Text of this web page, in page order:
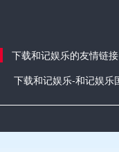
下载和记娱乐的友情链接
下载和记娱乐-和记娱乐